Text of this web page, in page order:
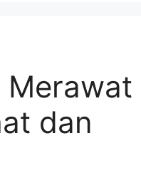
Merawat
dan